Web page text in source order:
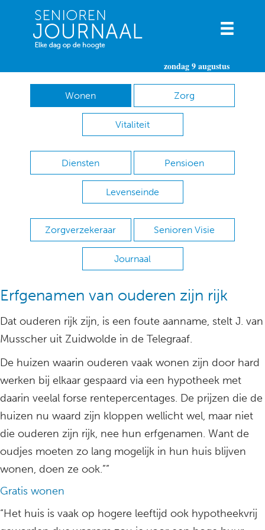
zondag 9 augustus
Wonen Zorg
Vitaliteit
Diensten Pensioen
Levenseinde
Zorgverzekeraar Senioren Visie
Journaal
Erfgenamen van ouderen zijn rijk
Dat ouderen rijk zijn, is een foute aanname, stelt J. van
Musscher uit Zuidwolde in de Telegraaf.
De huizen waarin ouderen vaak wonen zijn door hard
werken bij elkaar gespaard via een hypotheek met
daarin veelal forse rentepercentages. De prijzen die de
huizen nu waard zijn kloppen wellicht wel, maar niet
die ouderen zijn rijk, nee hun erfgenamen. Want de
oudjes moeten zo lang mogelijk in hun huis blijven
wonen, doen ze ook.””
Gratis wonen
“Het huis is vaak op hogere leeftijd ook hypotheekvrij